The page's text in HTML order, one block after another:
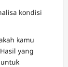
kondisi
kamu
yang